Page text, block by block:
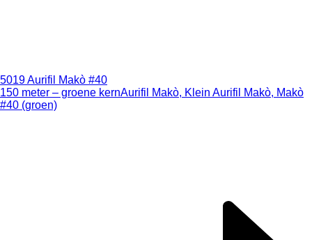
5019 Aurifil Makò #40
150 meter – groene kernAurifil Makò, Klein Aurifil Makò, Makò
#40 (groen)